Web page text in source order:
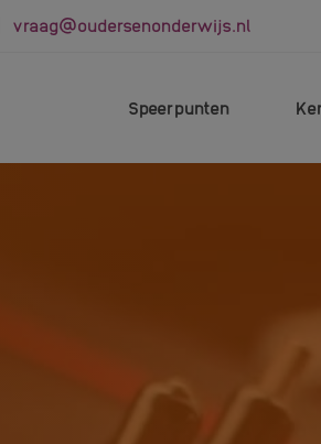
vraag@oudersenonderwijs.nl
Speerpunten